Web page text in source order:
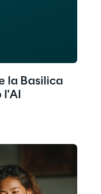
la Basilica
l'AI